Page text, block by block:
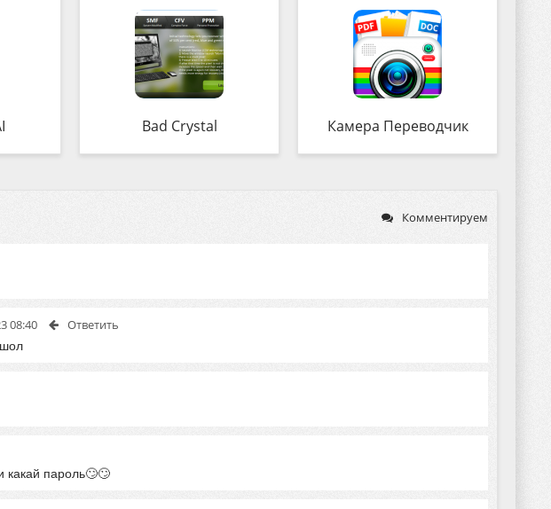
Bad Crystal Камера Переводчик
Комментируем
08:40 Ответить
какай пароль🙄🙄